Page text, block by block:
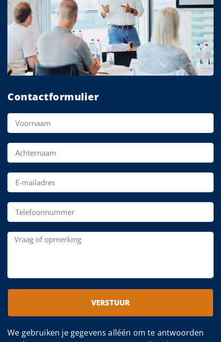
Contactformulier
VERSTUUR
We gebruiken je gegevens alléén om te antwoorden